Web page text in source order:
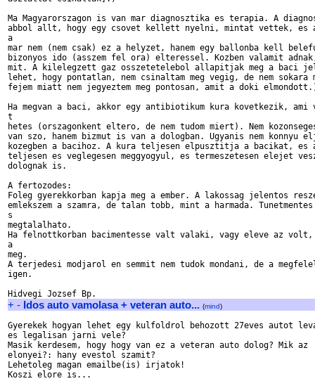
Ma Magyarorszagon is van mar diagnosztika es terapia. A
abbol allt, hogy egy csovet kellett nyelni, mintat vettek, es
a
mar nem (nem csak) ez a helyzet, hanem egy ballonba kell
bizonyos ido (asszem fel ora) elteressel. Kozben valamit adnak,
mit. A kilelegzett gaz osszetetelebol allapitjak meg a baci
lehet, hogy pontatlan, nem csinaltam meg vegig, de nem sokara
fejem miatt nem jegyeztem meg pontosan, amit a doki
Ha megvan a baci, akkor egy antibiotikum kura kovetkezik, ami
t
hetes (orszagonkent eltero, de nem tudom miert). Nem
van szo, hanem bizmut is van a dologban. Ugyanis nem konnyu
kozegben a bacihoz. A kura teljesen elpusztitja a bacikat, es
teljesen es veglegesen meggyogyul, es termeszetesen elejet
dolognak is.
A fertozodes:
Foleg gyerekkorban kapja meg a ember. A lakossag jelentos
emlekszem a szamra, de talan tobb, mint a harmada.
s
megtalalhato.
Ha felnottkorban bacimentesse valt valaki, vagy eleve az volt,
a
meg.
A terjedesi modjarol en semmit nem tudok mondani, de a
igen.
+ - Idos auto vamolasa + veteran auto... (mind)
Gyerekek hogyan lehet egy kulfoldrol behozott 27eves autot
es legalisan jarni vele?
Masik kerdesem, hogy hogy van ez a veteran auto dolog? Mik az
elonyei?: hany evestol szamit?
Lehetoleg magan emailbe(is) irjatok!
Koszi elore is...